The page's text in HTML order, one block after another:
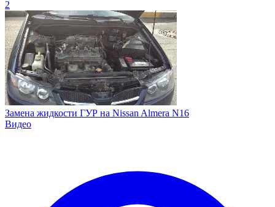
2
Замена жидкости ГУР на Nissan Almera N16
Видео